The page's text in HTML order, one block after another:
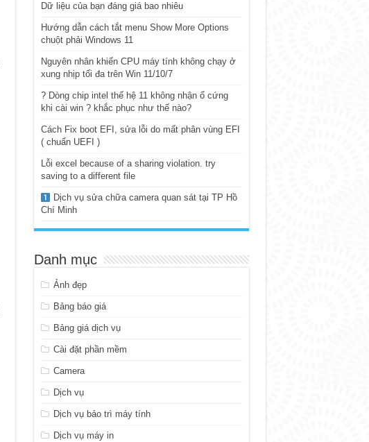
Dữ liệu của bạn đáng giá bao nhiêu
Hướng dẫn cách tắt menu Show More Options
chuột phải Windows 11
Nguyên nhân khiến CPU máy tính không chạy ở
xung nhịp tối đa trên Win 11/10/7
? Dòng chip intel thế hệ 11 không nhận ổ cứng
khi cài win ? khắc phục như thế nào?
Cách Fix boot EFI, sửa lỗi do mất phân vùng EFI
( chuẩn UEFI )
Lỗi excel because of a sharing violation. try
saving to a different file
Dịch vụ sửa chữa camera quan sát tại TP Hồ
Chí Minh
Danh mục
Ảnh đẹp
Bảng báo giá
Bảng giá dịch vụ
Cài đặt phần mềm
Camera
Dịch vụ
Dịch vụ bảo trì máy tính
Dịch vụ máy in